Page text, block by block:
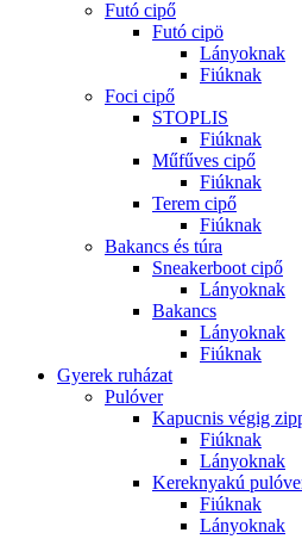
Futó cipő
Futó cipö
Lányoknak
Fiúknak
Foci cipő
STOPLIS
Fiúknak
Műfűves cipő
Fiúknak
Terem cipő
Fiúknak
Bakancs és túra
Sneakerboot cipő
Lányoknak
Bakancs
Lányoknak
Fiúknak
Gyerek ruházat
Pulóver
Kapucnis végig
Fiúknak
Lányoknak
Kereknyakú
Fiúknak
Lányoknak